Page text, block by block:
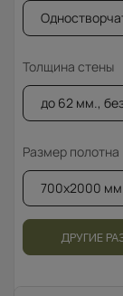
Толщина стены
до 62 мм.,
Размер полотна
700x2000 мм.
ДРУГИЕ